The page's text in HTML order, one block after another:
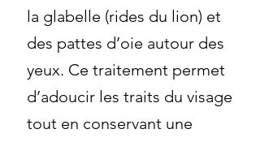
la glabelle (rides du lion) et
des pattes d’oie autour des
yeux. Ce traitement permet
d’adoucir les traits du visage
tout en conservant une